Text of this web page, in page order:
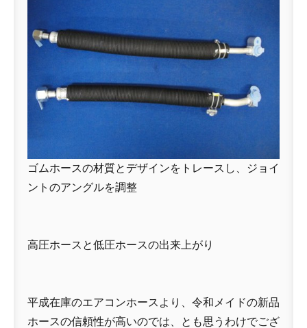
ゴムホースの材質とデザインをトレースし、ジョイ
ントのアングルを調整
高圧ホースと低圧ホースの出来上がり
平成在庫のエアコンホースより、令和メイドの新品
ホースの信頼性が高いのでは、とも思うわけでござ